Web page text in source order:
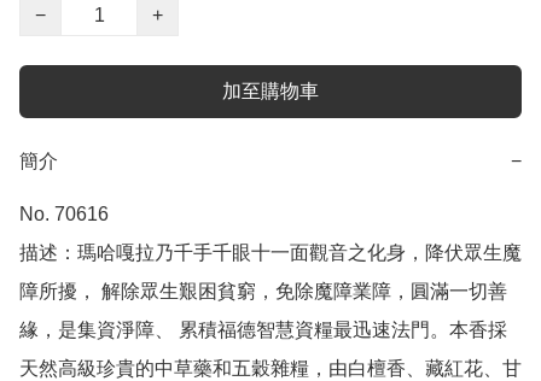
−
+
加至購物車
簡介 −
No. 70616
描述：瑪哈嘎拉乃千手千眼十一面觀音之化身，降伏眾生魔
障所擾， 解除眾生艱困貧窮，免除魔障業障，圓滿一切善
緣，是集資淨障、 累積福德智慧資糧最迅速法門。本香採
天然高級珍貴的中草藥和五穀雜糧，由白檀香、藏紅花、甘